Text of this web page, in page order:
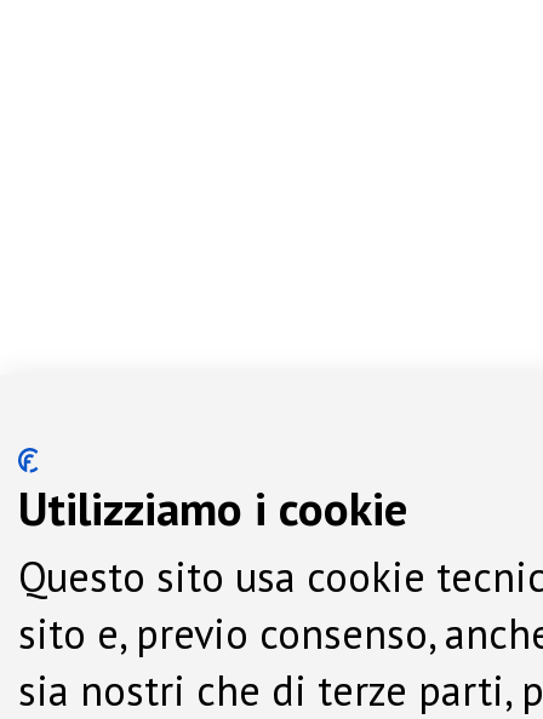
Utilizziamo i cookie
Questo sito usa cookie
sito e, previo consenso,
sia nostri che di terze parti,